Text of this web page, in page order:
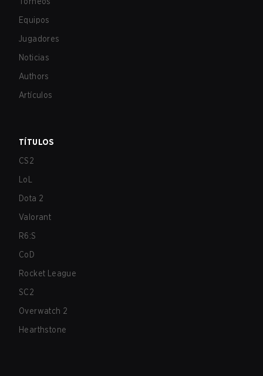
Equipos
Jugadores
Noticias
Authors
Artículos
TÍTULOS
CS2
LoL
Dota 2
Valorant
R6:S
CoD
Rocket League
SC2
Overwatch 2
Hearthstone